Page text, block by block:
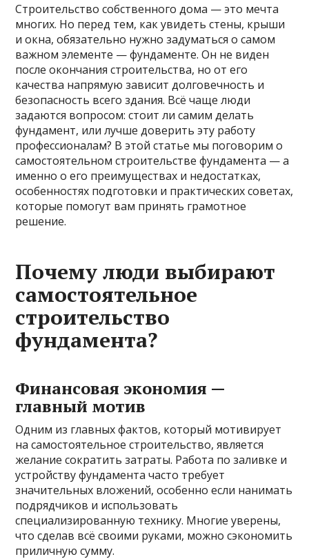
Строительство собственного дома — это мечта
многих. Но перед тем, как увидеть стены, крыши
и окна, обязательно нужно задуматься о самом
важном элементе — фундаменте. Он не виден
после окончания строительства, но от его
качества напрямую зависит долговечность и
безопасность всего здания. Всё чаще люди
задаются вопросом: стоит ли самим делать
фундамент, или лучше доверить эту работу
профессионалам? В этой статье мы поговорим о
самостоятельном строительстве фундамента — а
именно о его преимуществах и недостатках,
особенностях подготовки и практических советах,
которые помогут вам принять грамотное
решение.
Почему люди выбирают
самостоятельное
строительство
фундамента?
Финансовая экономия —
главный мотив
Одним из главных фактов, который мотивирует
на самостоятельное строительство, является
желание сократить затраты. Работа по заливке и
устройству фундамента часто требует
значительных вложений, особенно если нанимать
подрядчиков и использовать
специализированную технику. Многие уверены,
что сделав всё своими руками, можно сэкономить
приличную сумму.